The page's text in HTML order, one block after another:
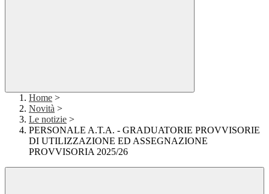
Home >
Novità >
Le notizie >
PERSONALE A.T.A. - GRADUATORIE PROVVISORIE
DI UTILIZZAZIONE ED ASSEGNAZIONE
PROVVISORIA 2025/26